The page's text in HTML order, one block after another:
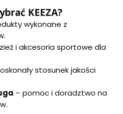
KEEZA?
wykonane z
i akcesoria sportowe dla
stosunek jakości
– pomoc i doradztwo na